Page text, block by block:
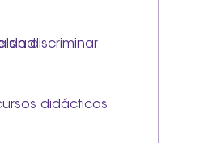
sin discriminar
didácticos